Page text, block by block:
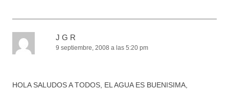
J G R
9 septiembre, 2008 a las 5:20 pm
HOLA SALUDOS A TODOS, EL AGUA ES BUENISIMA,